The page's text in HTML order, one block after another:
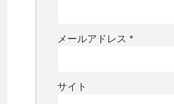
メールアドレス *
サイト